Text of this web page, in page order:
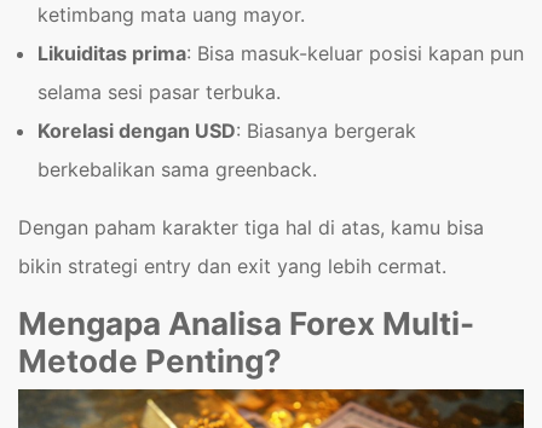
ketimbang mata uang mayor.
Likuiditas prima: Bisa masuk-keluar posisi kapan pun
selama sesi pasar terbuka.
Korelasi dengan USD: Biasanya bergerak
berkebalikan sama greenback.
Dengan paham karakter tiga hal di atas, kamu bisa
bikin strategi entry dan exit yang lebih cermat.
Mengapa Analisa Forex Multi-
Metode Penting?